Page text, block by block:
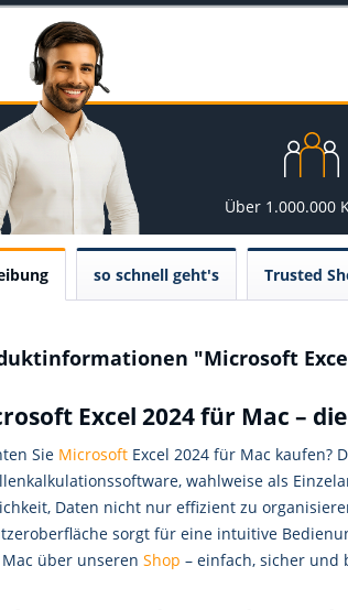
Über 1.000.000
so schnell geht's Trusted
"Microsoft
Excel 2024 für Mac –
Sie Microsoft Excel 2024 für Mac kaufen?
wahlweise als
Daten nicht nur effizient zu
sorgt für eine intuitive
über unseren Shop – einfach, sicher und